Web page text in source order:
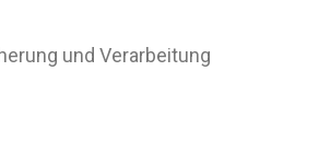
und Verarbeitung